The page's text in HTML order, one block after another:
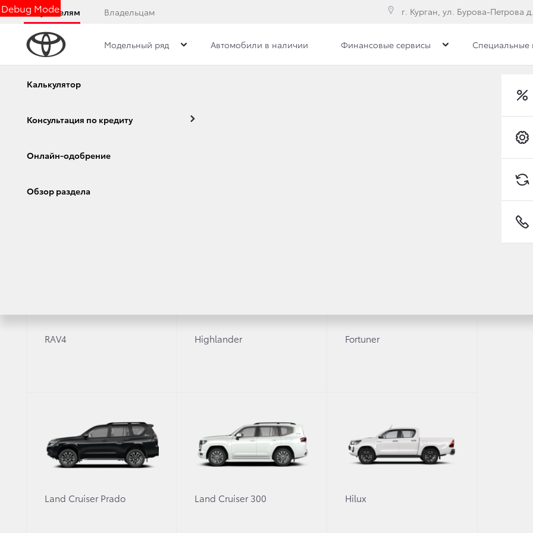
Debug Mode
Покупателям Владельцам г. Курган, ул. Бурова-Петрова
Модельный ряд
RAV4 Highlander Fortuner
Land Cruiser Prado Land Cruiser 300 Hilux
Автомобили в наличии Финансовые сервисы
Калькулятор
Консультация по кредиту
Онлайн-одобрение
Обзор раздела
Специальные
Обзор
Оставьте заявку, и мы свяжемся с вами для уточнения деталей